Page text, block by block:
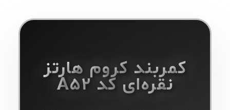
کمربند کروم هارتز
نقره‌ای کد A52